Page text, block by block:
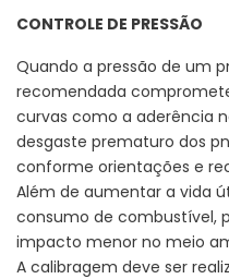
CONTROLE DE PRESSÃO
Quando a pressão de um
recomendada
curvas como a aderência
desgaste prematuro dos
conforme orientações e
Além de aumentar a vida
consumo de combustível,
impacto menor no meio
A calibragem deve ser